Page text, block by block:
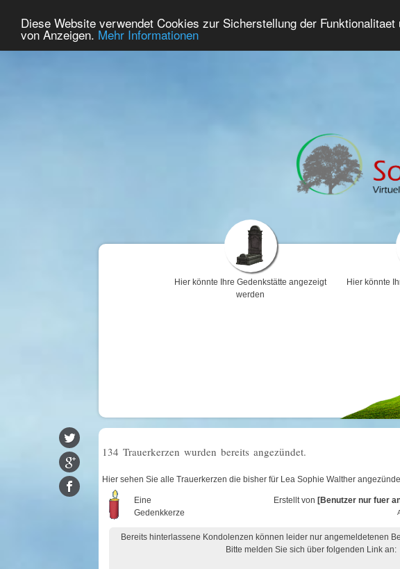
Diese Website verwendet Cookies zur Sicherstellung der
von Anzeigen. Mehr Informationen
Home Premium Gedenken
Hier könnte Ihre Gedenkstätte angezeigt
werden
Hier könnte
134 Trauerkerzen wurden bereits angezündet.
Hier sehen Sie alle Trauerkerzen die bisher für Lea Sophie Walther
Eine
Gedenkkerze
Erstellt von [Benutzer nur fuer
Bereits hinterlassene Kondolenzen können leider nur angemeldetenen
Bitte melden Sie sich über folgenden Link an: